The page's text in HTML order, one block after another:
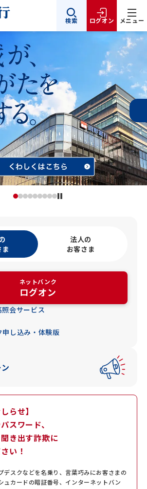
検索 ログオン メニュー
法人の
お客さま
ネットバンク
ログオン
会サービス
し込み・体験版
らせ】
スワード、
き出す詐欺に
い！
デスクなどを名乗り、言葉巧みにお客さまの
ュカードの暗証番号、インターネットバン